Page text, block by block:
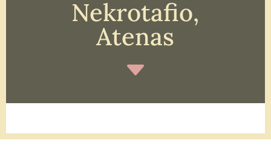
Nekrotafio,
Atenas
C